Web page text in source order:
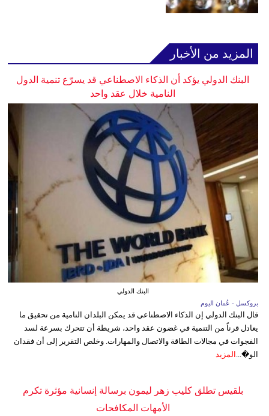
المزيد من الأخبار
البنك الدولي يؤكد أن الذكاء الاصطناعي قد يسرّع تنمية الدول
النامية خلال عقد واحد
البنك الدولي
بروكسل - عُمان اليوم
قال البنك الدولي إن الذكاء الاصطناعي قد يمكن البلدان النامية من تحقيق ما
يعادل قرناً من التنمية في غضون عقد واحد، شريطة أن تتحرك بسرعة لسد
الفجوات في مجالات الطاقة والاتصال والمهارات. وخلص التقرير إلى أن فقدان
الو�... المزيد
بلقيس تطلق كليب زهر ليمون برسالة إنسانية مؤثرة تكرم
الأمهات المكافحات